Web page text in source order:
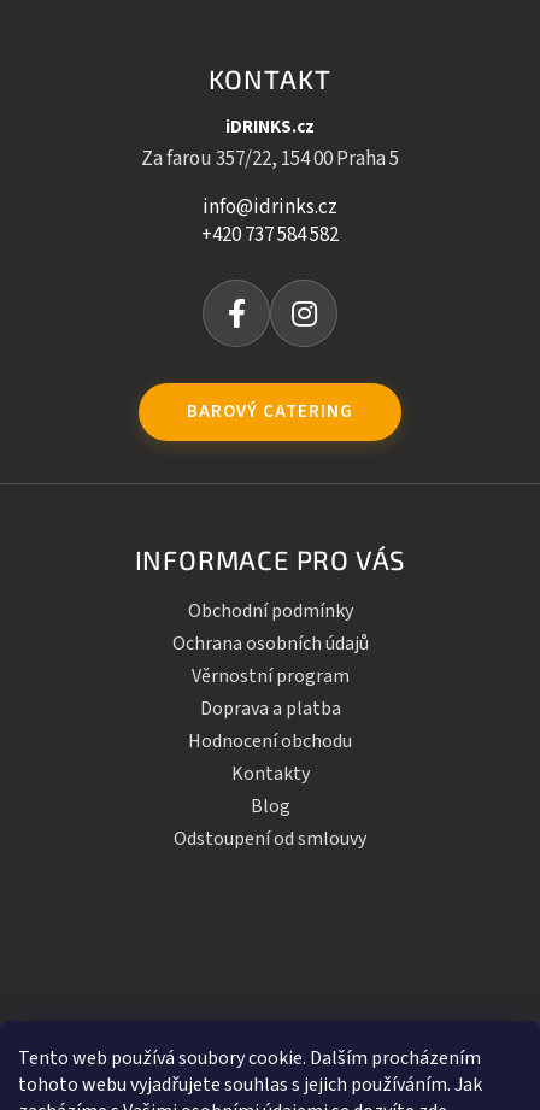
Tento web používá soubory cookie. Dalším procházením
tohoto webu vyjadřujete souhlas s jejich používáním. Jak
KONTAKT
iDRINKS.cz
Za farou 357/22, 154 00 Praha 5
info@idrinks.cz
+420 737 584 582
BAROVÝ CATERING
INFORMACE PRO VÁS
Obchodní podmínky
Ochrana osobních údajů
Věrnostní program
Doprava a platba
Hodnocení obchodu
Kontakty
Blog
Odstoupení od smlouvy